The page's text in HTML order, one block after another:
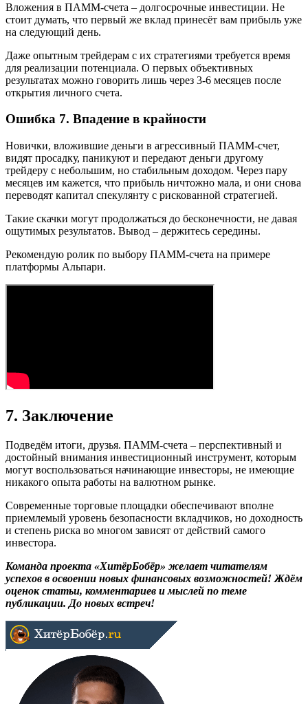
Вложения в ПАММ-счета – долгосрочные инвестиции. Не
стоит думать, что первый же вклад принесёт вам прибыль уже
на следующий день.
Даже опытным трейдерам с их стратегиями требуется время
для реализации потенциала. О первых объективных
результатах можно говорить лишь через 3-6 месяцев после
открытия личного счета.
Ошибка 7. Впадение в крайности
Новички, вложившие деньги в агрессивный ПАММ-счет,
видят просадку, паникуют и передают деньги другому
трейдеру с небольшим, но стабильным доходом. Через пару
месяцев им кажется, что прибыль ничтожно мала, и они снова
переводят капитал спекулянту с рискованной стратегией.
Такие скачки могут продолжаться до бесконечности, не давая
ощутимых результатов. Вывод – держитесь середины.
Рекомендую ролик по выбору ПАММ-счета на примере
платформы Альпари.
7. Заключение
Подведём итоги, друзья. ПАММ-счета – перспективный и
достойный внимания инвестиционный инструмент, которым
могут воспользоваться начинающие инвесторы, не имеющие
никакого опыта работы на валютном рынке.
Современные торговые площадки обеспечивают вполне
приемлемый уровень безопасности вкладчиков, но доходность
и степень риска во многом зависят от действий самого
инвестора.
Команда проекта «ХитёрБобёр» желает читателям
успехов в освоении новых финансовых возможностей! Ждём
оценок статьи, комментариев и мыслей по теме
публикации. До новых встреч!